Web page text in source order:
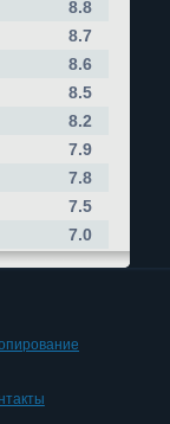
8.8
8.7
8.6
8.5
8.2
7.9
7.8
7.5
7.0